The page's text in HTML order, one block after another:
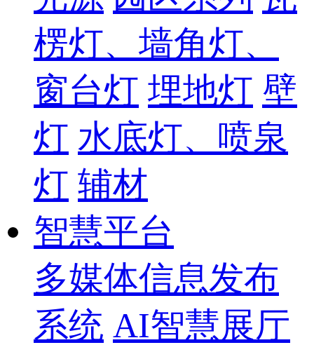
楞灯、墙角灯、
窗台灯 埋地灯 壁
灯 水底灯、喷泉
灯 辅材
智慧平台
多媒体信息发布
系统 AI智慧展厅